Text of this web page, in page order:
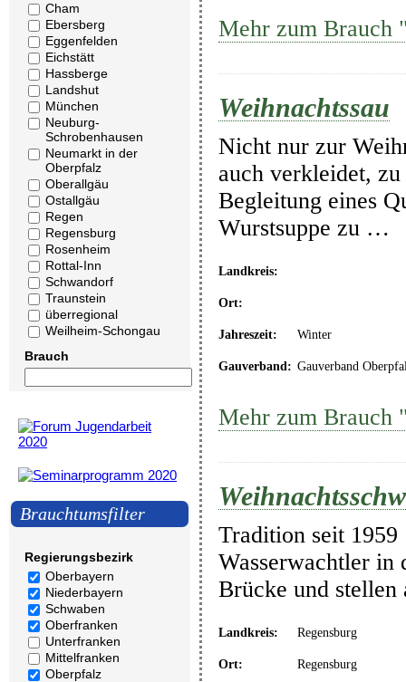
Cham
Ebersberg
Eggenfelden
Eichstätt
Hassberge
Landshut
München
Neuburg-
Schrobenhausen
Neumarkt in der
Oberpfalz
Oberallgäu
Ostallgäu
Regen
Regensburg
Rosenheim
Rottal-Inn
Schwandorf
Traunstein
überregional
Weilheim-Schongau
Brauch
Brauchtumsfilter
Regierungsbezirk
Oberbayern
Niederbayern
Schwaben
Oberfranken
Unterfranken
Mittelfranken
Oberpfalz
Mehr zum Brauch
Weihnachtssau
Nicht nur zur
auch verkleidet,
Begleitung eines
Wurstsuppe zu …
Landkreis:
Ort:
Jahreszeit: Winter
Gauverband: Gauverband
Mehr zum Brauch
Tradition seit 1959
Wasserwachtler in
Brücke und stellen
Landkreis: Regensburg
Ort: Regensburg